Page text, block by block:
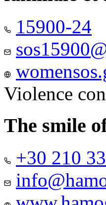
15900-24
Violence
The smile
+30 210